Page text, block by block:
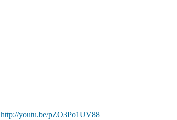
http://youtu.be/pZO3Po1UV88